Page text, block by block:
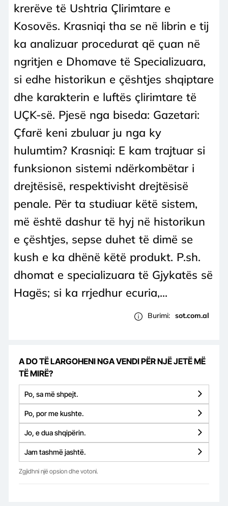
krerëve të Ushtria Çlirimtare e
Kosovës. Krasniqi tha se në librin e tij
ka analizuar procedurat që çuan në
ngritjen e Dhomave të Specializuara,
si edhe historikun e çështjes shqiptare
dhe karakterin e luftës çlirimtare të
UÇK-së. Pjesë nga biseda: Gazetari:
Çfarë keni zbuluar ju nga ky
hulumtim? Krasniqi: E kam trajtuar si
funksionon sistemi ndërkombëtar i
drejtësisë, respektivisht drejtësisë
penale. Për ta studiuar këtë sistem,
më është dashur të hyj në historikun
e çështjes, sepse duhet të dimë se
kush e ka dhënë këtë produkt. P.sh.
dhomat e specializuara të Gjykatës së
Hagës; si ka rrjedhur ecuria,...
Burimi: sot.com.al
A DO TË LARGOHENI NGA VENDI PËR NJË JETË MË
TË MIRË?
Po, sa më shpejt.
Po, por me kushte.
Jo, e dua shqipërin.
Jam tashmë jashtë.
Zgjidhni një opsion dhe votoni.